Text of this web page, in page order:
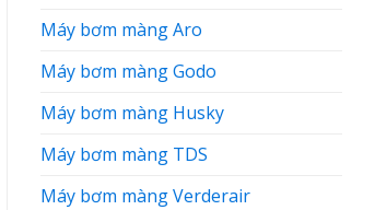
Máy bơm màng Aro
Máy bơm màng Godo
Máy bơm màng Husky
Máy bơm màng TDS
Máy bơm màng Verderair